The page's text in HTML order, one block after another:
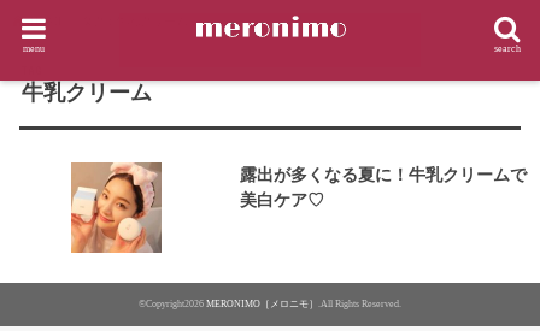
search
menu
HOME
牛乳クリーム
露出が多くなる夏に！牛乳クリームで
美白ケア♡
©Copyright2026 MERONIMO［メロニモ］ .All Rights Reserved.